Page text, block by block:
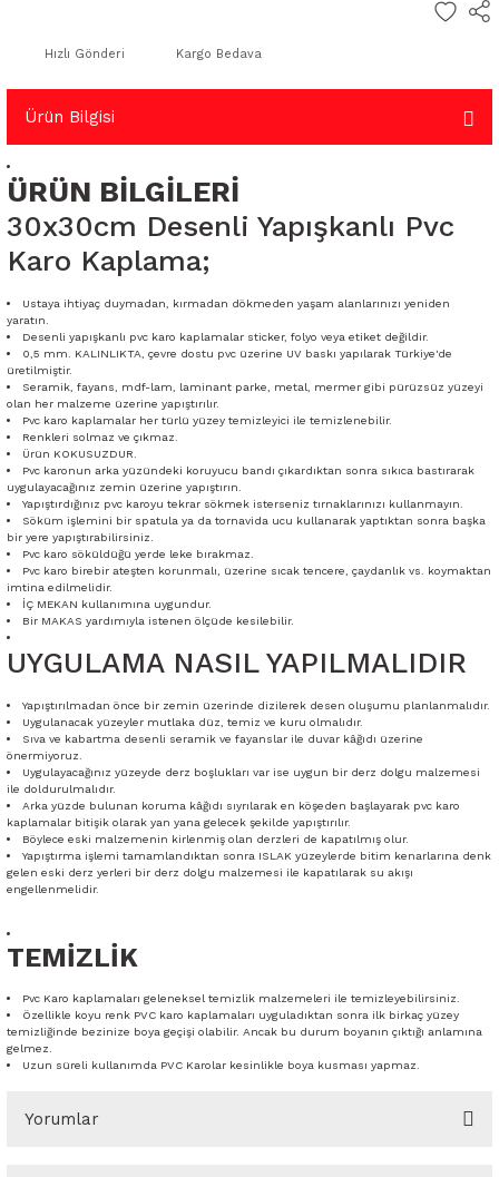
Hızlı Gönderi Kargo Bedava
Ürün Bilgisi
ÜRÜN BİLGİLERİ
30x30cm Desenli Yapışkanlı Pvc
Karo Kaplama;
Ustaya ihtiyaç duymadan, kırmadan dökmeden yaşam alanlarınızı yeniden
yaratın.
Desenli yapışkanlı pvc karo kaplamalar sticker, folyo veya etiket değildir.
0,5 mm. KALINLIKTA, çevre dostu pvc üzerine UV baskı yapılarak Türkiye'de
üretilmiştir.
Seramik, fayans, mdf-lam, laminant parke, metal, mermer gibi pürüzsüz yüzeyi
olan her malzeme üzerine yapıştırılır.
Pvc karo kaplamalar her türlü yüzey temizleyici ile temizlenebilir.
Renkleri solmaz ve çıkmaz.
Ürün KOKUSUZDUR.
Pvc karonun arka yüzündeki koruyucu bandı çıkardıktan sonra sıkıca bastırarak
uygulayacağınız zemin üzerine yapıştırın.
Yapıştırdığınız pvc karoyu tekrar sökmek isterseniz tırnaklarınızı kullanmayın.
Söküm işlemini bir spatula ya da tornavida ucu kullanarak yaptıktan sonra başka
bir yere yapıştırabilirsiniz.
Pvc karo söküldüğü yerde leke bırakmaz.
Pvc karo birebir ateşten korunmalı, üzerine sıcak tencere, çaydanlık vs. koymaktan
imtina edilmelidir.
İÇ MEKAN kullanımına uygundur.
Bir MAKAS yardımıyla istenen ölçüde kesilebilir.
UYGULAMA NASIL YAPILMALIDIR
Yapıştırılmadan önce bir zemin üzerinde dizilerek desen oluşumu planlanmalıdır.
Uygulanacak yüzeyler mutlaka düz, temiz ve kuru olmalıdır.
Sıva ve kabartma desenli seramik ve fayanslar ile duvar kâğıdı üzerine
önermiyoruz.
Uygulayacağınız yüzeyde derz boşlukları var ise uygun bir derz dolgu malzemesi
ile doldurulmalıdır.
Arka yüzde bulunan koruma kâğıdı sıyrılarak en köşeden başlayarak pvc karo
kaplamalar bitişik olarak yan yana gelecek şekilde yapıştırılır.
Böylece eski malzemenin kirlenmiş olan derzleri de kapatılmış olur.
Yapıştırma işlemi tamamlandıktan sonra ISLAK yüzeylerde bitim kenarlarına denk
gelen eski derz yerleri bir derz dolgu malzemesi ile kapatılarak su akışı
engellenmelidir.
TEMİZLİK
Pvc Karo kaplamaları geleneksel temizlik malzemeleri ile temizleyebilirsiniz.
Özellikle koyu renk PVC karo kaplamaları uyguladıktan sonra ilk birkaç yüzey
temizliğinde bezinize boya geçişi olabilir. Ancak bu durum boyanın çıktığı anlamına
gelmez.
Uzun süreli kullanımda PVC Karolar kesinlikle boya kusması yapmaz.
Yorumlar